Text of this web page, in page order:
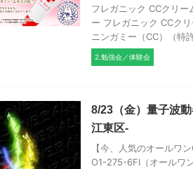
フレガニック CCクリー
ー フレガニック CCク
ニンガミー（CC）（特
2.勉強会／体験会
8/23（金）量子波
江東区-
【今、人気のオールワ
O1-275-6FI（オールワ